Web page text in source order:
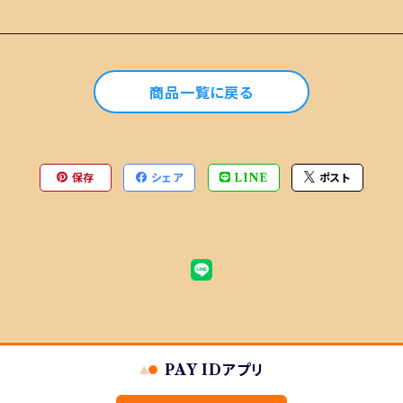
商品一覧に戻る
保存 シェア LINE ポスト
PAY IDアプリ